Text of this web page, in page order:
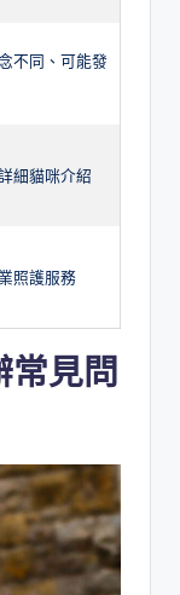
不同、可能發
細貓咪介紹
照護服務
常見問